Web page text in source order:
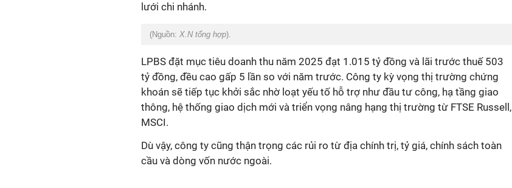
lưới chi nhánh.
(Nguồn: X.N tổng hợp).
LPBS đặt mục tiêu doanh thu năm 2025 đạt 1.015 tỷ đồng và lãi trước thuế 503
tỷ đồng, đều cao gấp 5 lần so với năm trước. Công ty kỳ vọng thị trường chứng
khoán sẽ tiếp tục khởi sắc nhờ loạt yếu tố hỗ trợ như đầu tư công, hạ tầng giao
thông, hệ thống giao dịch mới và triển vọng nâng hạng thị trường từ FTSE Russell,
MSCI.
Dù vậy, công ty cũng thận trọng các rủi ro từ địa chính trị, tỷ giá, chính sách toàn
cầu và dòng vốn nước ngoài.